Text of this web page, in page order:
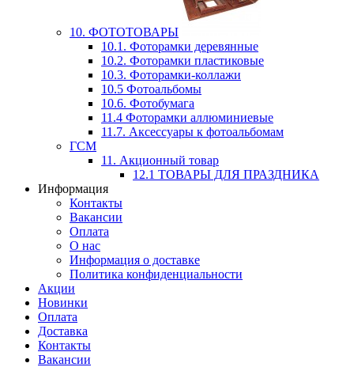
10. ФОТОТОВАРЫ
10.1. Фоторамки деревянные
10.2. Фоторамки пластиковые
10.3. Фоторамки-коллажи
10.5 Фотоальбомы
10.6. Фотобумага
11.4 Фоторамки аллюминиевые
11.7. Аксессуары к фотоальбомам
ГСМ
11. Акционный товар
12.1 ТОВАРЫ ДЛЯ ПРАЗДНИКА
Информация
Контакты
Вакансии
Оплата
О нас
Информация о доставке
Политика конфиденциальности
Акции
Новинки
Оплата
Доставка
Контакты
Вакансии